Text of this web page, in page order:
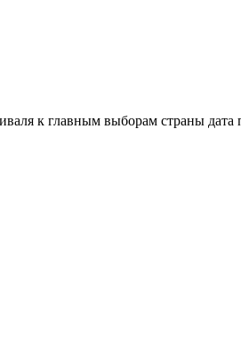
к главным выборам страны